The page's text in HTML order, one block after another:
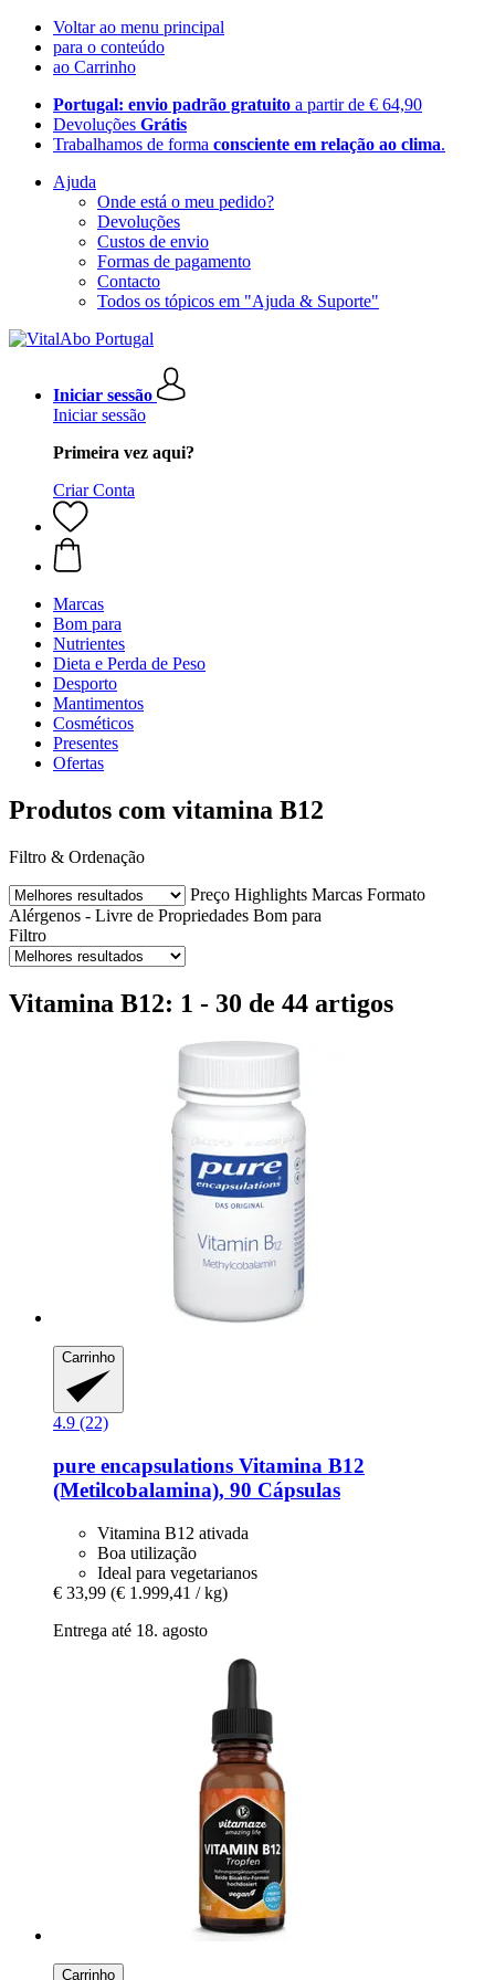
Voltar ao menu principal
para o conteúdo
ao Carrinho
Portugal: envio padrão gratuito a partir de € 64,90
Devoluções Grátis
Trabalhamos de forma consciente em relação ao clima.
Ajuda
Onde está o meu pedido?
Devoluções
Custos de envio
Formas de pagamento
Contacto
Todos os tópicos em "Ajuda & Suporte"
Iniciar sessão
Iniciar sessão
Primeira vez aqui?
Criar Conta
Marcas
Bom para
Nutrientes
Dieta e Perda de Peso
Desporto
Mantimentos
Cosméticos
Presentes
Ofertas
Produtos com vitamina B12
Filtro & Ordenação
Preço Highlights Marcas Formato
Alérgenos - Livre de Propriedades Bom para
Filtro
Vitamina B12: 1 - 30 de 44 artigos
Carrinho
4.9 (22)
pure encapsulations Vitamina B12
(Metilcobalamina), 90 Cápsulas
Vitamina B12 ativada
Boa utilização
Ideal para vegetarianos
€ 33,99 (€ 1.999,41 / kg)
Entrega até 18. agosto
Carrinho